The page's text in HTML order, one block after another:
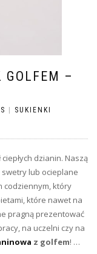
GOLFEM –
| SUKIENKI
dzianin. Naszą
lub ocieplane
codziennym, który
które nawet na
pragną prezentować
na uczelni czy na
z golfem! …